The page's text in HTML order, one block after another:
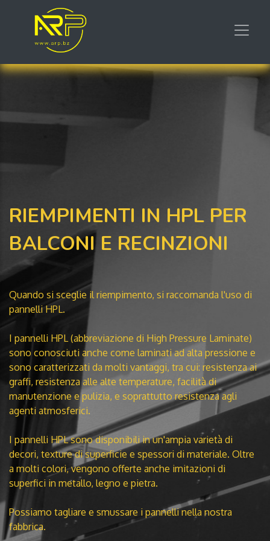
RIEMPIMENTI IN HPL PER
BALCONI E RECINZIONI
Quando si sceglie il riempimento, si raccomanda l'uso di
pannelli HPL.
I pannelli HPL (abbreviazione di High Pressure Laminate)
sono conosciuti anche come laminati ad alta pressione e
sono caratterizzati da molti vantaggi, tra cui: resistenza ai
graffi, resistenza alle alte temperature, facilità di
manutenzione e pulizia, e soprattutto resistenza agli
agenti atmosferici.
I pannelli HPL sono disponibili in un'ampia varietà di
decori, texture di superficie e spessori di materiale. Oltre
a molti colori, vengono offerte anche imitazioni di
superfici in metallo, legno e pietra.
Possiamo tagliare e smussare i pannelli nella nostra
fabbrica.